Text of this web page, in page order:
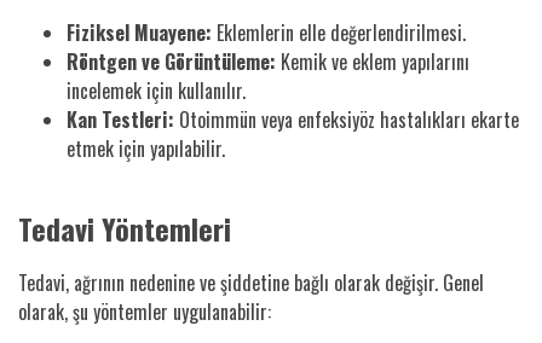
Fiziksel Muayene: Eklemlerin elle değerlendirilmesi.
Röntgen ve Görüntüleme: Kemik ve eklem yapılarını
incelemek için kullanılır.
Kan Testleri: Otoimmün veya enfeksiyöz hastalıkları ekarte
etmek için yapılabilir.
Tedavi Yöntemleri
Tedavi, ağrının nedenine ve şiddetine bağlı olarak değişir. Genel
olarak, şu yöntemler uygulanabilir: